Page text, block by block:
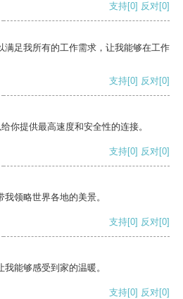
支持[0] 反对[0]
满足我所有的工作需求，让我能够在工作
支持[0] 反对[0]
你提供最高速度和安全性的连接。
支持[0] 反对[0]
领略世界各地的美景。
支持[0] 反对[0]
能够感受到家的温暖。
支持[0] 反对[0]